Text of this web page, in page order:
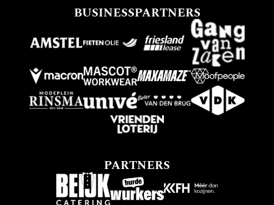
BUSINESSPARTNERS
PARTNERS